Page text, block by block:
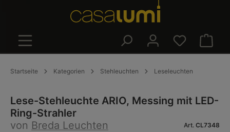
Startseite Kategorien Stehleuchten Leseleuchten
Lese-Stehleuchte ARIO, Messing mit LED-
Ring-Strahler
von Breda Leuchten Art. CL7348